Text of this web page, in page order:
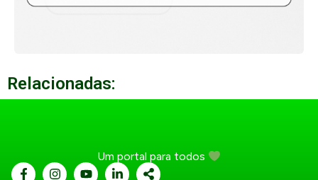
Relacionadas:
Um portal para todos